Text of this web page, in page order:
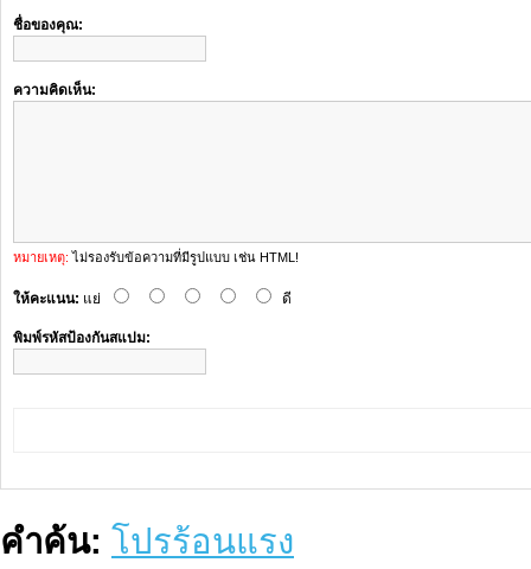
ชื่อของคุณ:
ความคิดเห็น:
หมายเหตุ: ไม่รองรับข้อความที่มีรูปแบบ เช่น HTML!
ให้คะแนน: แย่ ดี
พิมพ์รหัสป้องกันสแปม:
คำค้น: โปรร้อนแรง